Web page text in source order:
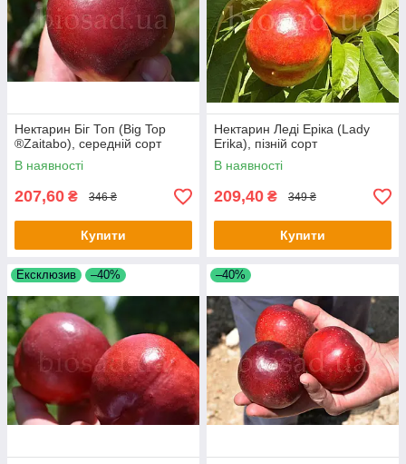
Нектарин – деревце дуже декоративне, може
позмагатися красою цвітіння і з декоративними
рослинами.
Дерева нектарину характеризуються високою
врожайністю, стійкістю до хвороб та впливу
навколишнього середовища.
В розпліднику "БіоСад" Ви маєте змогу придбати
саджанці нектарину найвищої якості за
оптимальними цінами.
Нектарин Біг Топ (Big Top
®Zaitabo), середній сорт
В наявності
207,60 ₴ 346 ₴
Купити
Нектарин Леді Еріка (Lady
Erika), пізній сорт
В наявності
209,40 ₴ 349 ₴
Купити
Ексклюзив –40% –40%